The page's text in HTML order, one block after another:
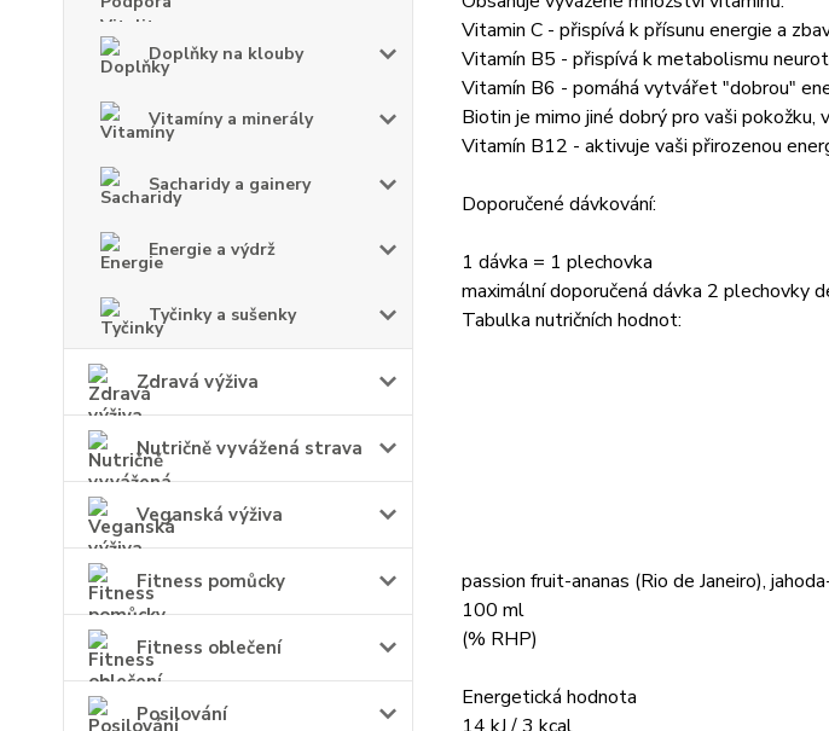
Doplňky na klouby
Vitamíny a minerály
Sacharidy a gainery
Energie a výdrž
Tyčinky a sušenky
Zdravá výživa
Nutričně vyvážená strava
Veganská výživa
Fitness pomůcky
Fitness oblečení
Posilování
Vitamin C - přispívá k přísunu energie a
Vitamín B5 - přispívá k metabolismu
Vitamín B6 - pomáhá vytvářet "dobrou"
Biotin je mimo jiné dobrý pro vaši pokožku,
Vitamín B12 - aktivuje vaši přirozenou
Doporučené dávkování:
1 dávka = 1 plechovka
maximální doporučená dávka 2 plechovky
Tabulka nutričních hodnot:
passion fruit-ananas (Rio de Janeiro),
100 ml
(% RHP)
Energetická hodnota